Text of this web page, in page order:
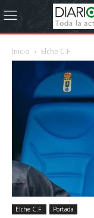
Inicio Elche C.F.
Elche C.F. Portada